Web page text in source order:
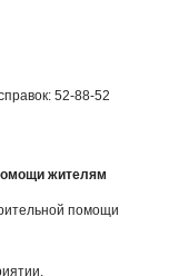
52-88-52
жителям
помощи